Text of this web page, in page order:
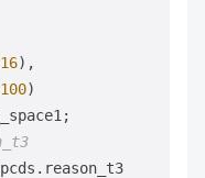
16),
100)